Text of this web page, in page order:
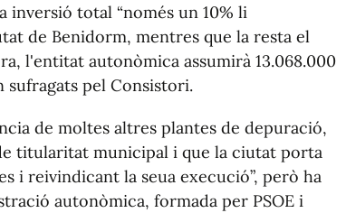
inversió total “només un 10% li
de Benidorm, mentres que la resta el
l'entitat autonòmica assumirà 13.068.000
sufragats pel Consistori.
de moltes altres plantes de depuració,
titularitat municipal i que la ciutat porta
i reivindicant la seua execució”, però ha
autonòmica, formada per PSOE i